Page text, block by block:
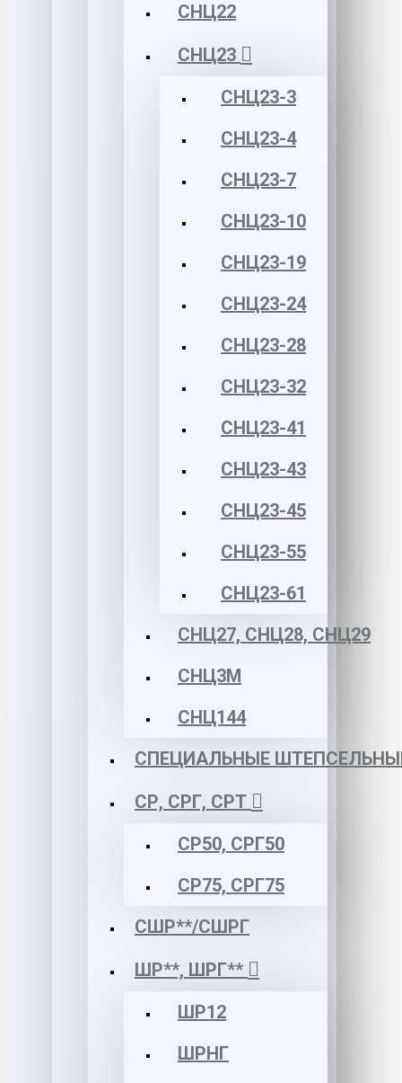
СНЦ22
СНЦ23
СНЦ23-3
СНЦ23-4
СНЦ23-7
СНЦ23-10
СНЦ23-19
СНЦ23-24
СНЦ23-28
СНЦ23-32
СНЦ23-41
СНЦ23-43
СНЦ23-45
СНЦ23-55
СНЦ23-61
СНЦ27, СНЦ28, СНЦ29
СНЦ3М
СНЦ144
СПЕЦИАЛЬНЫЕ
СР, СРГ, СРТ
СР50, СРГ50
СР75, СРГ75
СШР**/СШРГ
ШР**, ШРГ**
ШР12
ШРНГ